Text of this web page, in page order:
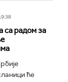
са радом за
ће